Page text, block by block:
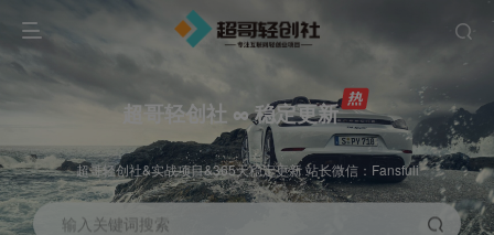
超哥轻创社 ∞ 稳定更新
超哥轻创社&实战项目&365天稳定更新 站长微信：Fansfuli
输入关键词搜索